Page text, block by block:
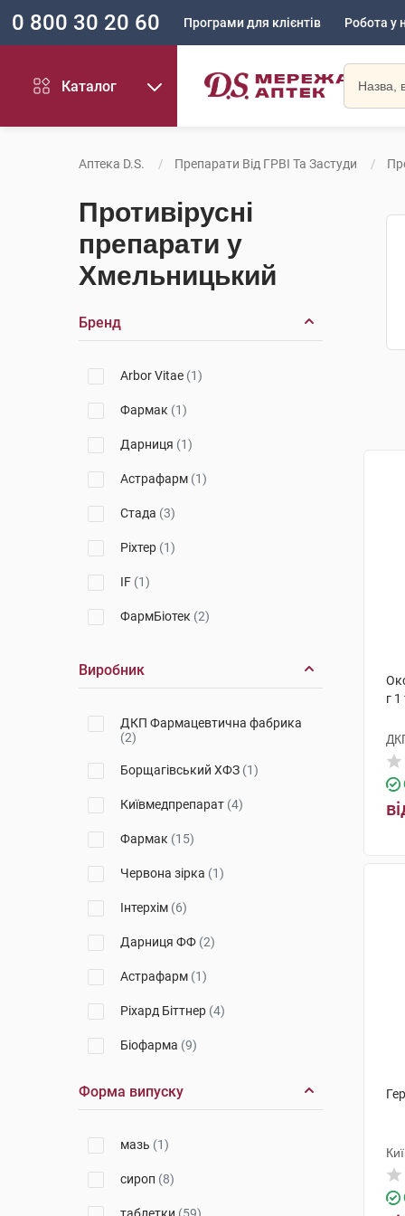
0 800 30 20 60 Програми для клієнтів Робота у
Каталог
Аптека D.S. Препарати Від ГРВІ Та Застуди
Противірусні
препарати у
Хмельницький
Бренд
Arbor Vitae (1)
Фармак (1)
Дарниця (1)
Астрафарм (1)
Стада (3)
Ріхтер (1)
IF (1)
ФармБіотек (2)
Виробник
ДКП Фармацевтична фабрика
(2)
Борщагівський ХФЗ (1)
Київмедпрепарат (4)
Фармак (15)
Червона зірка (1)
Інтерхім (6)
Дарниця ФФ (2)
Астрафарм (1)
Ріхард Біттнер (4)
Біофарма (9)
Стада Арцнайміттель(3)
ОлайнФарм
НВК Екофарм
Форма випуску
мазь (1)
сироп (8)
г 1